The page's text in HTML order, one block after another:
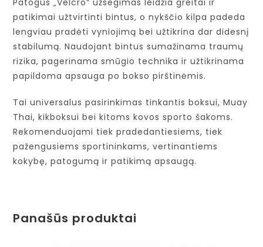
patikimai užtvirtinti bintus, o nykščio kilpa padeda
lengviau pradėti vyniojimą bei užtikrina dar didesnį
stabilumą. Naudojant bintus sumažinama traumų
rizika, pagerinama smūgio technika ir užtikrinama
papildoma apsauga po bokso pirštinėmis.
Tai universalus pasirinkimas tinkantis boksui, Muay
Thai, kikboksui bei kitoms kovos sporto šakoms.
Rekomenduojami tiek pradedantiesiems, tiek
pažengusiems sportininkams, vertinantiems
kokybę, patogumą ir patikimą apsaugą.
Panašūs produktai